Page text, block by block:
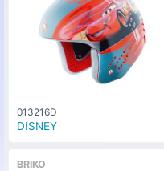
013216D
DISNEY
BRIKO